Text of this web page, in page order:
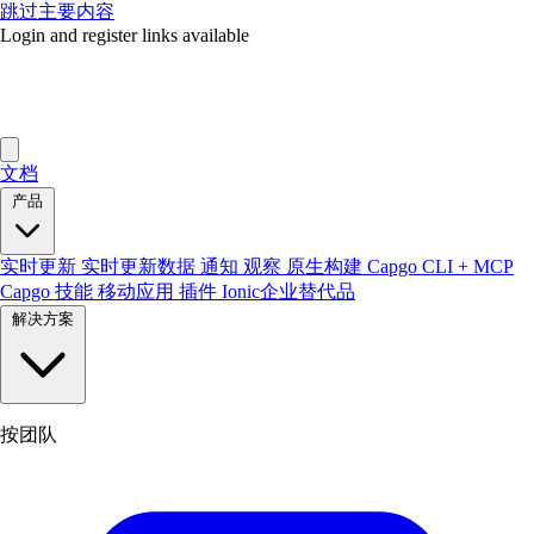
跳过主要内容
Login and register links available
文档
产品
实时更新 实时更新数据 通知 观察 原生构建 Capgo CLI + MCP
Capgo 技能 移动应用 插件 Ionic企业替代品
解决方案
按团队